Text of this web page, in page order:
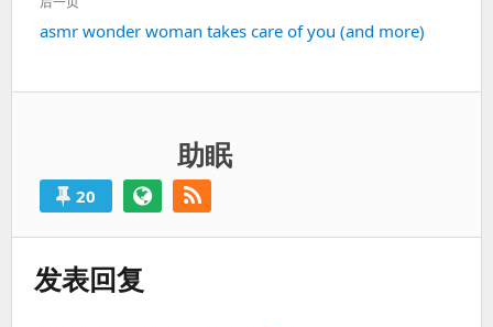
下
asmr wonder woman takes care of you (and more)
助眠
20
发表回复